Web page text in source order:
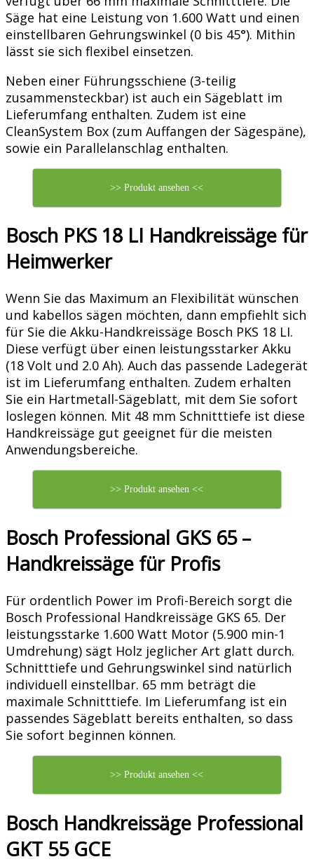
Säge hat eine Leistung von 1.600 Watt und einen
einstellbaren Gehrungswinkel (0 bis 45°). Mithin
lässt sie sich flexibel einsetzen.
Neben einer Führungsschiene (3-teilig
zusammensteckbar) ist auch ein Sägeblatt im
Lieferumfang enthalten. Zudem ist eine
CleanSystem Box (zum Auffangen der Sägespäne),
sowie ein Parallelanschlag enthalten.
>> Produkt ansehen <<
Bosch PKS 18 LI Handkreissäge für
Heimwerker
Wenn Sie das Maximum an Flexibilität wünschen
und kabellos sägen möchten, dann empfiehlt sich
für Sie die Akku-Handkreissäge Bosch PKS 18 LI.
Diese verfügt über einen leistungsstarker Akku
(18 Volt und 2.0 Ah). Auch das passende Ladegerät
ist im Lieferumfang enthalten. Zudem erhalten
Sie ein Hartmetall-Sägeblatt, mit dem Sie sofort
loslegen können. Mit 48 mm Schnitttiefe ist diese
Handkreissäge gut geeignet für die meisten
Anwendungsbereiche.
>> Produkt ansehen <<
Bosch Professional GKS 65 –
Handkreissäge für Profis
Für ordentlich Power im Profi-Bereich sorgt die
Bosch Professional Handkreissäge GKS 65. Der
leistungsstarke 1.600 Watt Motor (5.900 min-1
Umdrehung) sägt Holz jeglicher Art glatt durch.
Schnitttiefe und Gehrungswinkel sind natürlich
individuell einstellbar. 65 mm beträgt die
maximale Schnitttiefe. Im Lieferumfang ist ein
passendes Sägeblatt bereits enthalten, so dass
Sie sofort beginnen können.
>> Produkt ansehen <<
Bosch Handkreissäge Professional
GKT 55 GCE